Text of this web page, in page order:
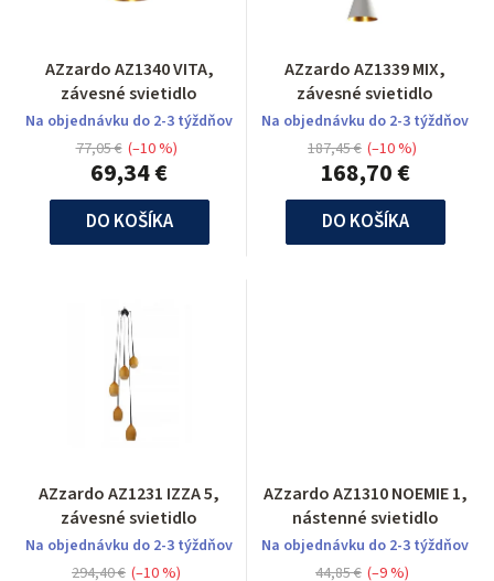
AZzardo AZ1340 VITA,
závesné svietidlo
Na objednávku do 2-3 týždňov
69,34 €
77,05 € (–10 %)
DO KOŠÍKA
AZzardo AZ1339 MIX,
závesné svietidlo
Na objednávku do 2-3 týždňov
168,70 €
187,45 € (–10 %)
DO KOŠÍKA
AZzardo AZ1231 IZZA 5,
závesné svietidlo
Na objednávku do 2-3 týždňov
294,40 € (–10 %)
AZzardo AZ1310 NOEMIE 1,
nástenné svietidlo
Na objednávku do 2-3 týždňov
44,85 € (–9 %)